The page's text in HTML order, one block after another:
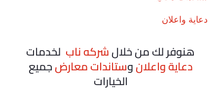
دعاية واعلان
هنوفر لك من خلالشركه ناب لخدمات
دعاية واعلانوستاندات معارضجميع
الخيارات